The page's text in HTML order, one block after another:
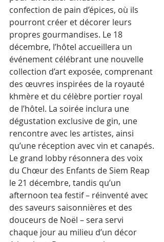
confection de pain d’épices, où ils
pourront créer et décorer leurs
propres gourmandises. Le 18
décembre, l’hôtel accueillera un
événement célébrant une nouvelle
collection d’art exposée, comprenant
des œuvres inspirées de la royauté
khmère et du célèbre portier royal
de l’hôtel. La soirée inclura une
dégustation exclusive de gin, une
rencontre avec les artistes, ainsi
qu’une réception avec vin et canapés.
Le grand lobby résonnera des voix
du Chœur des Enfants de Siem Reap
le 21 décembre, tandis qu’un
afternoon tea festif – réinventé avec
des saveurs saisonnières et des
douceurs de Noël – sera servi
chaque jour au milieu d’un décor